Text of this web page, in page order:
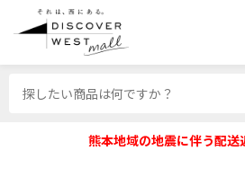
熊本地域の地震に伴う配送